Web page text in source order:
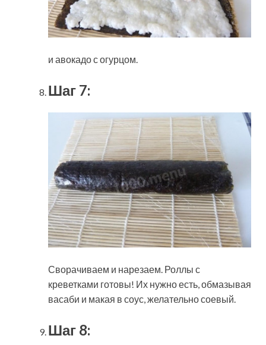
и авокадо с огурцом.
Шаг 7:
Сворачиваем и нарезаем. Роллы с
креветками готовы! Их нужно есть, обмазывая
васаби и макая в соус, желательно соевый.
Шаг 8: